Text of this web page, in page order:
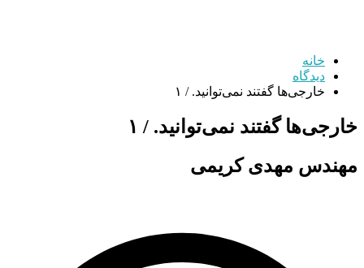
خانه
دیدگاه
خارجی‌ها ‌گفتند نمی‌توانید. / ۱
خارجی‌ها ‌گفتند نمی‌توانید. / ۱
مهندس مهدی کریمی